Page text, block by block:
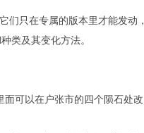
们只在专属的版本里才能发动，
类及其变化方法。
面可以在户张市的四个陨石处改